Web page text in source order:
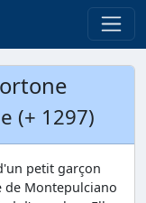
(+ 1297)
petit garçon
de Montepulciano